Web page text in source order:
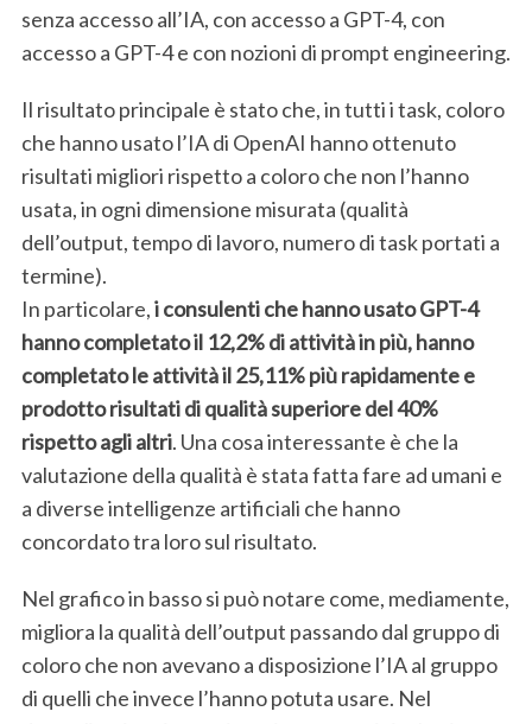
senza accesso all’IA, con accesso a GPT-4, con
accesso a GPT-4 e con nozioni di prompt engineering.
Il risultato principale è stato che, in tutti i task, coloro
che hanno usato l’IA di OpenAI hanno ottenuto
risultati migliori rispetto a coloro che non l’hanno
usata, in ogni dimensione misurata (qualità
dell’output, tempo di lavoro, numero di task portati a
termine).
In particolare,i consulenti che hanno usato GPT-4
hanno completato il 12,2% di attività in più, hanno
completato le attività il 25,11% più rapidamente e
prodotto risultati di qualità superiore del 40%
rispetto agli altri. Una cosa interessante è che la
valutazione della qualità è stata fatta fare ad umani e
a diverse intelligenze artificiali che hanno
concordato tra loro sul risultato.
Nel grafico in basso si può notare come, mediamente,
migliora la qualità dell’output passando dal gruppo di
coloro che non avevano a disposizione l’IA al gruppo
di quelli che invece l’hanno potuta usare. Nel